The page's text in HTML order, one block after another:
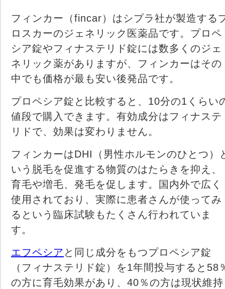
フィンカー（fincar）はシプラ社が製造する
ロスカーのジェネリック医薬品です。プロペ
シア錠やフィナステリド錠には数多くのジェ
ネリック薬がありますが、フィンカーはその
中でも価格が最も安い後発品です。
プロペシア錠と比較すると、10分の1くらい
値段で購入できます。有効成分はフィナステ
リドで、効果は変わりません。
フィンカーはDHI（男性ホルモンのひとつ）
いう脱毛を促進する物質のはたらきを抑え、
育毛や増毛、発毛を促します。国内外で広く
使用されており、実際に患者さんが使ってみ
るという臨床試験もたくさん行われていま
す。
エフペシア と同じ成分をもつプロペシア錠
（フィナステリド錠）を1年間投与すると58
の方に育毛効果があり、40％の方は現状維持